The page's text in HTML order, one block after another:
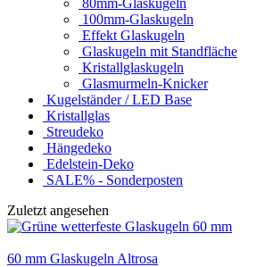
100mm-Glaskugeln
Effekt Glaskugeln
Glaskugeln mit Standfläche
Kristallglaskugeln
Glasmurmeln-Knicker
Kugelständer / LED Base
Kristallglas
Streudeko
Hängedeko
Edelstein-Deko
SALE% - Sonderposten
Zuletzt angesehen
60 mm Glaskugeln Altrosa